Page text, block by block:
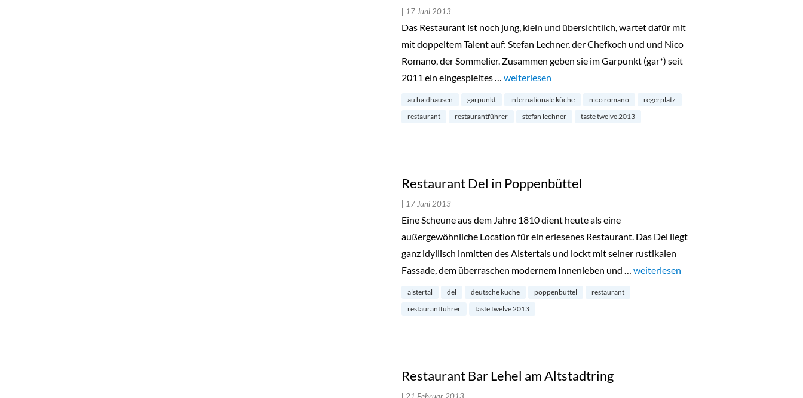
| 17 Juni 2013
Das Restaurant ist noch jung, klein und übersichtlich, wartet dafür mit
mit doppeltem Talent auf: Stefan Lechner, der Chefkoch und und Nico
Romano, der Sommelier. Zusammen geben sie im Garpunkt (gar*) seit
2011 ein eingespieltes … „Restaurant Garpunkt in Au-Haidhausen“
weiterlesen
au haidhausen garpunkt internationale küche nico romano
regerplatz
restaurant
restaurantführer stefan lechner taste twelve 2013
Restaurant Del in Poppenbüttel
| 17 Juni 2013
Eine Scheune aus dem Jahre 1810 dient heute als eine
außergewöhnliche Location für ein erlesenes Restaurant. Das Del liegt
ganz idyllisch inmitten des Alstertals und lockt mit seiner rustikalen
Fassade, dem überraschen modernem Innenleben und … „Restaurant Del in Poppenbüttel“
weiterlesen
alstertal del deutsche küche poppenbüttel
restaurant
restaurantführer
taste twelve 2013
Restaurant Bar Lehel am Altstadtring